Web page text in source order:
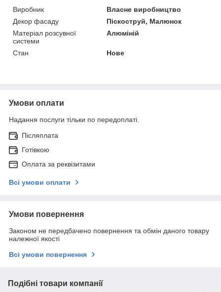
Виробник
Власне виробництво
Декор фасаду
Піскоструй, Малюнок
Матеріал розсувної
системи
Алюміній
Стан Нове
Умови оплати
Надання послуги тільки по передоплаті.
Післяплата
Готівкою
Оплата за реквізитами
Всі умови оплати
Умови повернення
Законом не передбачено повернення та обмін даного товару
належної якості
Всі умови повернення
Подібні товари компанії